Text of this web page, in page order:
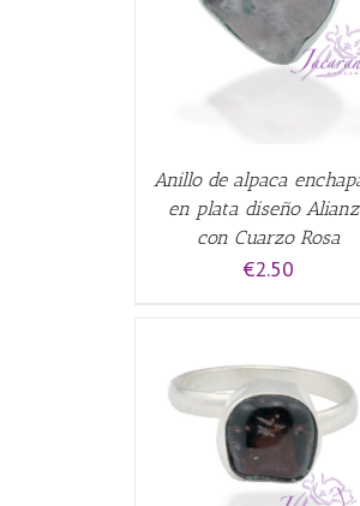
Anillo de alpaca
en plata diseño
con Cuarzo Rosa
€2.50